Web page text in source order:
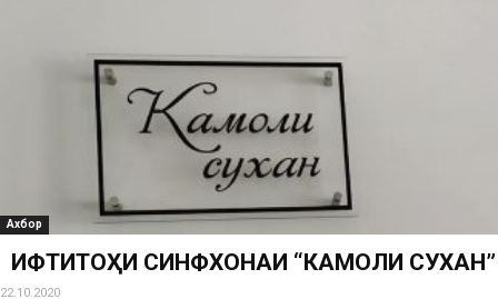
Ахбор
ИФТИТОҲИ СИНФХОНАИ “КАМОЛИ СУХАН”
22.10.2020